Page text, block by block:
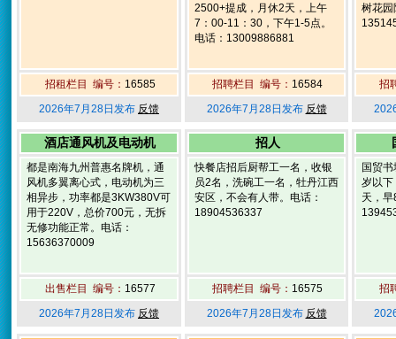
招租栏目 编号： 16585
2026年7月28日发布 反馈
2500+提成，月休2天，上午
7：00-11：30，下午1-5点。
电话：13009886881
招聘栏目 编号： 16584
2026年7月28日发布 反馈
树花园
招
酒店通风机及电动机
都是南海九州普惠名牌机，通
风机多翼离心式，电动机为三
相异步，功率都是3KW380V可
用于220V，总价700元，无拆
无修功能正常。电话：
15636370009
出售栏目 编号： 16577
2026年7月28日发布 反馈
招人
快餐店招后厨帮工一名，收银
员2名，洗碗工一名，牡丹江西
安区，不会有人带。电话：
18904536337
招聘栏目 编号： 16575
2026年7月28日发布 反馈
国贸
岁以
天，
招